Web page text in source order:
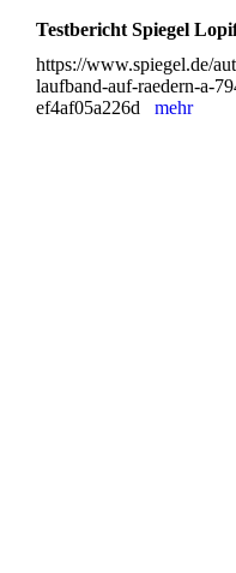
Testbericht Spiegel
https://www.spiegel.de/
laufband-auf-raedern-a-
ef4af05a226d mehr